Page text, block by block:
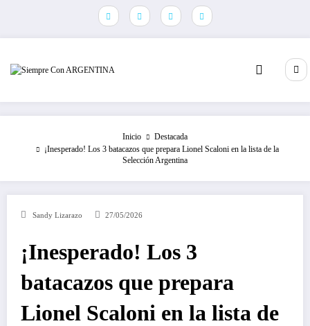
Inicio
Destacada
¡Inesperado! Los 3 batacazos que prepara Lionel Scaloni en la lista de la
Selección Argentina
Sandy Lizarazo 27/05/2026
¡Inesperado! Los 3
batacazos que prepara
Lionel Scaloni en la lista de